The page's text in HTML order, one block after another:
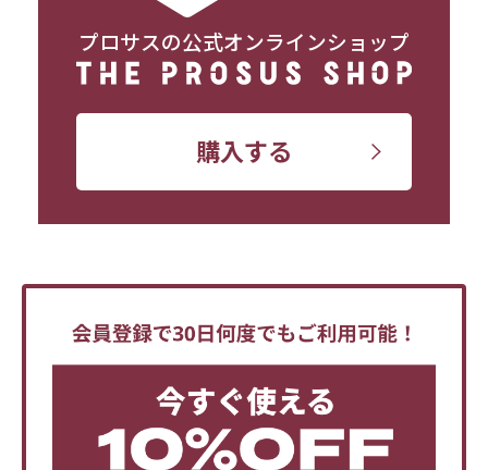
プロサスの公式オンラインショップ
購入する